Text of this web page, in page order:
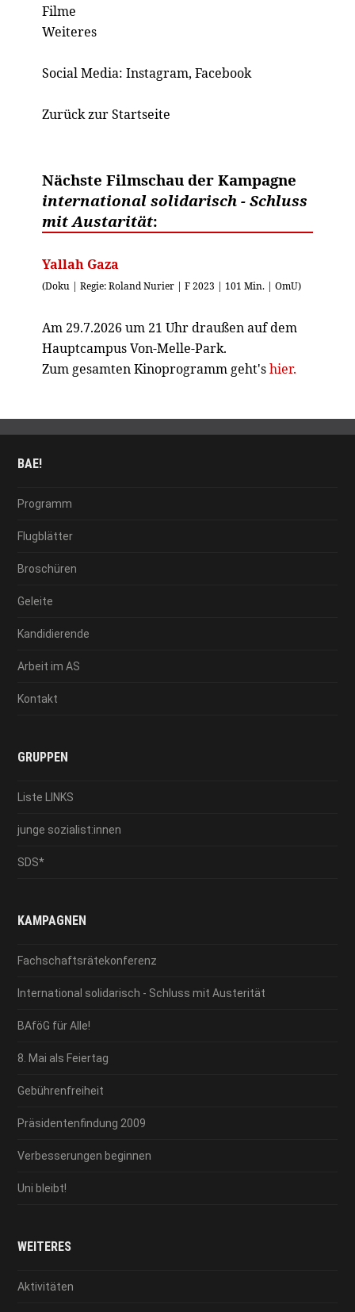
Filme
Weiteres
Social Media: Instagram, Facebook
Zurück zur Startseite
Nächste Filmschau der Kampagne
international solidarisch - Schluss
mit Austarität:
Yallah Gaza
(Doku | Regie: Roland Nurier | F 2023 | 101 Min. | OmU)
Am 29.7.2026 um 21 Uhr draußen auf dem
Hauptcampus Von-Melle-Park.
Zum gesamten Kinoprogramm geht'shier.
BAE!
Programm
Flugblätter
Broschüren
Geleite
Kandidierende
Arbeit im AS
Kontakt
GRUPPEN
Liste LINKS
junge sozialist:innen
SDS*
KAMPAGNEN
Fachschaftsrätekonferenz
International solidarisch - Schluss mit Austerität
BAföG für Alle!
8. Mai als Feiertag
Gebührenfreiheit
Präsidentenfindung 2009
Verbesserungen beginnen
Uni bleibt!
WEITERES
Aktivitäten